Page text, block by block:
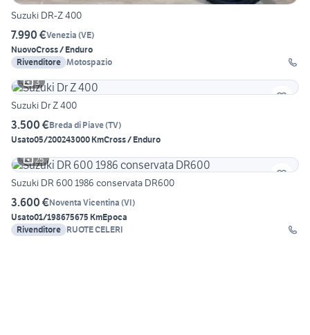
Suzuki DR-Z 400
7.990 €Venezia (VE)
NuovoCross / Enduro
Rivenditore Motospazio
3
Suzuki Dr Z 400
3.500 €Breda di Piave(TV)
Usato05/200243000 KmCross / Enduro
25
Suzuki DR 600 1986 conservata DR600
3.600 €Noventa Vicentina (VI)
Usato01/198675675 KmEpoca
Rivenditore RUOTE CELERI